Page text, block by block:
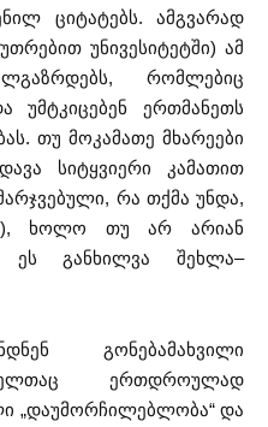
ციტატებს. ამგვარად
უნივესიტეტში) ამ
რომლებიც
უმტკიცებენ ერთმანეთს
თუ მოკამათე მხარეები
სიტყვიერი კამათით
რა თქმა უნდა,
ხოლო თუ არ არიან
ეს განხილვა შეხლა–
გონებამახვილი
ერთდროულად
„დაუმორჩილებლობა“ და